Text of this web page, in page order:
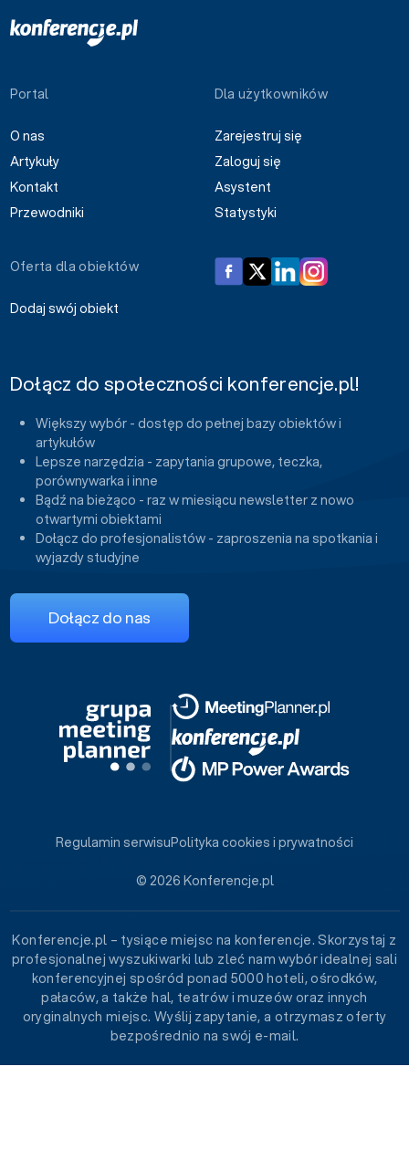
Portal
O nas
Artykuły
Kontakt
Przewodniki
Dla użytkowników
Zarejestruj się
Zaloguj się
Asystent
Statystyki
Oferta dla obiektów
Dodaj swój obiekt
Dołącz do społeczności konferencje.pl!
Większy wybór - dostęp do pełnej bazy obiektów i
artykułów
Lepsze narzędzia - zapytania grupowe, teczka,
porównywarka i inne
Bądź na bieżąco - raz w miesiącu newsletter z nowo
otwartymi obiektami
Dołącz do profesjonalistów - zaproszenia na spotkania i
wyjazdy studyjne
Dołącz do nas
© 2026 Konferencje.pl
Regulamin serwisuPolityka cookies i prywatności
Konferencje.pl – tysiące miejsc na konferencje. Skorzystaj z
profesjonalnej wyszukiwarki lub zleć nam wybór idealnej sali
konferencyjnej spośród ponad 5000 hoteli, ośrodków,
pałaców, a także hal, teatrów i muzeów oraz innych
oryginalnych miejsc. Wyślij zapytanie, a otrzymasz oferty
bezpośrednio na swój e-mail.